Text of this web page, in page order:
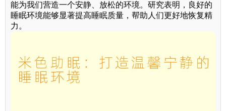
能为我们营造一个安静、放松的环境。研究表明，良好的
睡眠环境能够显著提高睡眠质量，帮助人们更好地恢复精
力。